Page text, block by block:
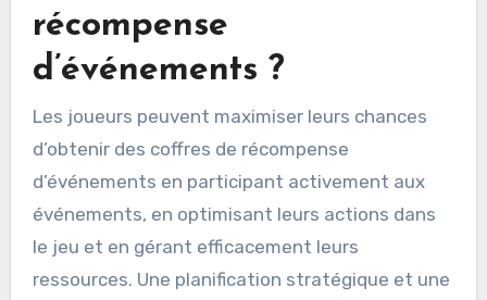
récompense
d’événements ?
Les joueurs peuvent maximiser leurs chances
d’obtenir des coffres de récompense
d’événements en participant activement aux
événements, en optimisant leurs actions dans
le jeu et en gérant efficacement leurs
ressources. Une planification stratégique et une